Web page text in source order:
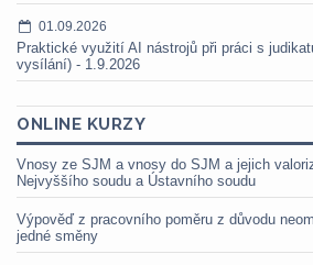
01.09.2026
Praktické využití AI nástrojů při práci s
vysílání) - 1.9.2026
ONLINE KURZY
Vnosy ze SJM a vnosy do SJM a jejich
Nejvyššího soudu a Ústavního soudu
Výpověď z pracovního poměru z důvodu
jedné směny